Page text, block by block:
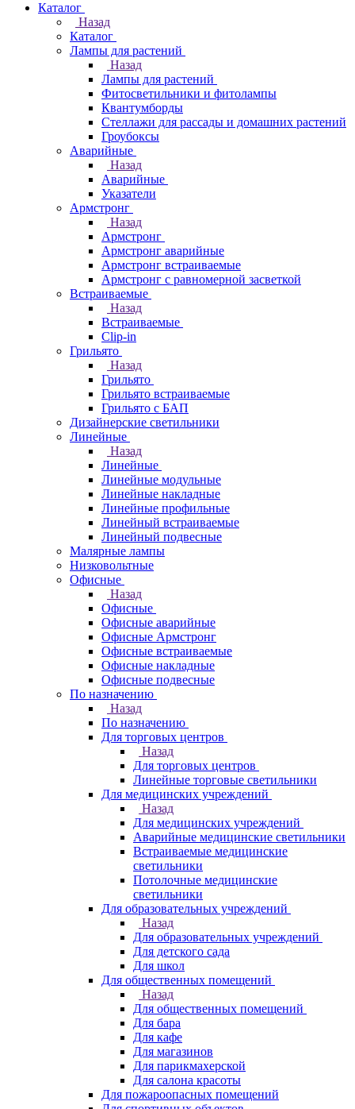
Каталог
Назад
Каталог
Лампы для растений
Назад
Лампы для растений
Фитосветильники и фитолампы
Квантумборды
Стеллажи для рассады и домашних растений
Гроубоксы
Аварийные
Назад
Аварийные
Указатели
Армстронг
Назад
Армстронг
Армстронг аварийные
Армстронг встраиваемые
Армстронг с равномерной засветкой
Встраиваемые
Назад
Встраиваемые
Clip-in
Грильято
Назад
Грильято
Грильято встраиваемые
Грильято с БАП
Дизайнерские светильники
Линейные
Назад
Линейные
Линейные модульные
Линейные накладные
Линейные профильные
Линейный встраиваемые
Линейный подвесные
Малярные лампы
Низковольтные
Офисные
Назад
Офисные
Офисные аварийные
Офисные Армстронг
Офисные встраиваемые
Офисные накладные
Офисные подвесные
По назначению
Назад
По назначению
Для торговых центров
Назад
Для торговых центров
Линейные торговые светильники
Для медицинских учреждений
Назад
Для медицинских учреждений
Аварийные медицинские светильники
Встраиваемые медицинские
светильники
Потолочные медицинские
светильники
Для образовательных учреждений
Назад
Для образовательных учреждений
Для детского сада
Для школ
Для общественных помещений
Назад
Для общественных помещений
Для бара
Для кафе
Для магазинов
Для парикмахерской
Для салона красоты
Для пожароопасных помещений